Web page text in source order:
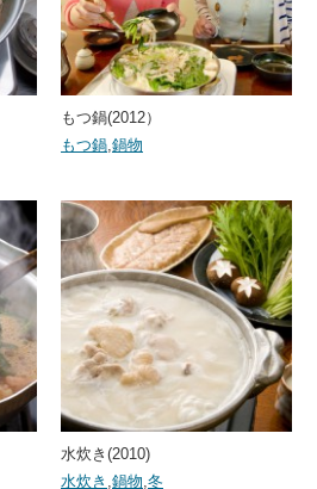
もつ鍋(2012）
もつ鍋,鍋物
水炊き(2010)
水炊き ,鍋物,冬